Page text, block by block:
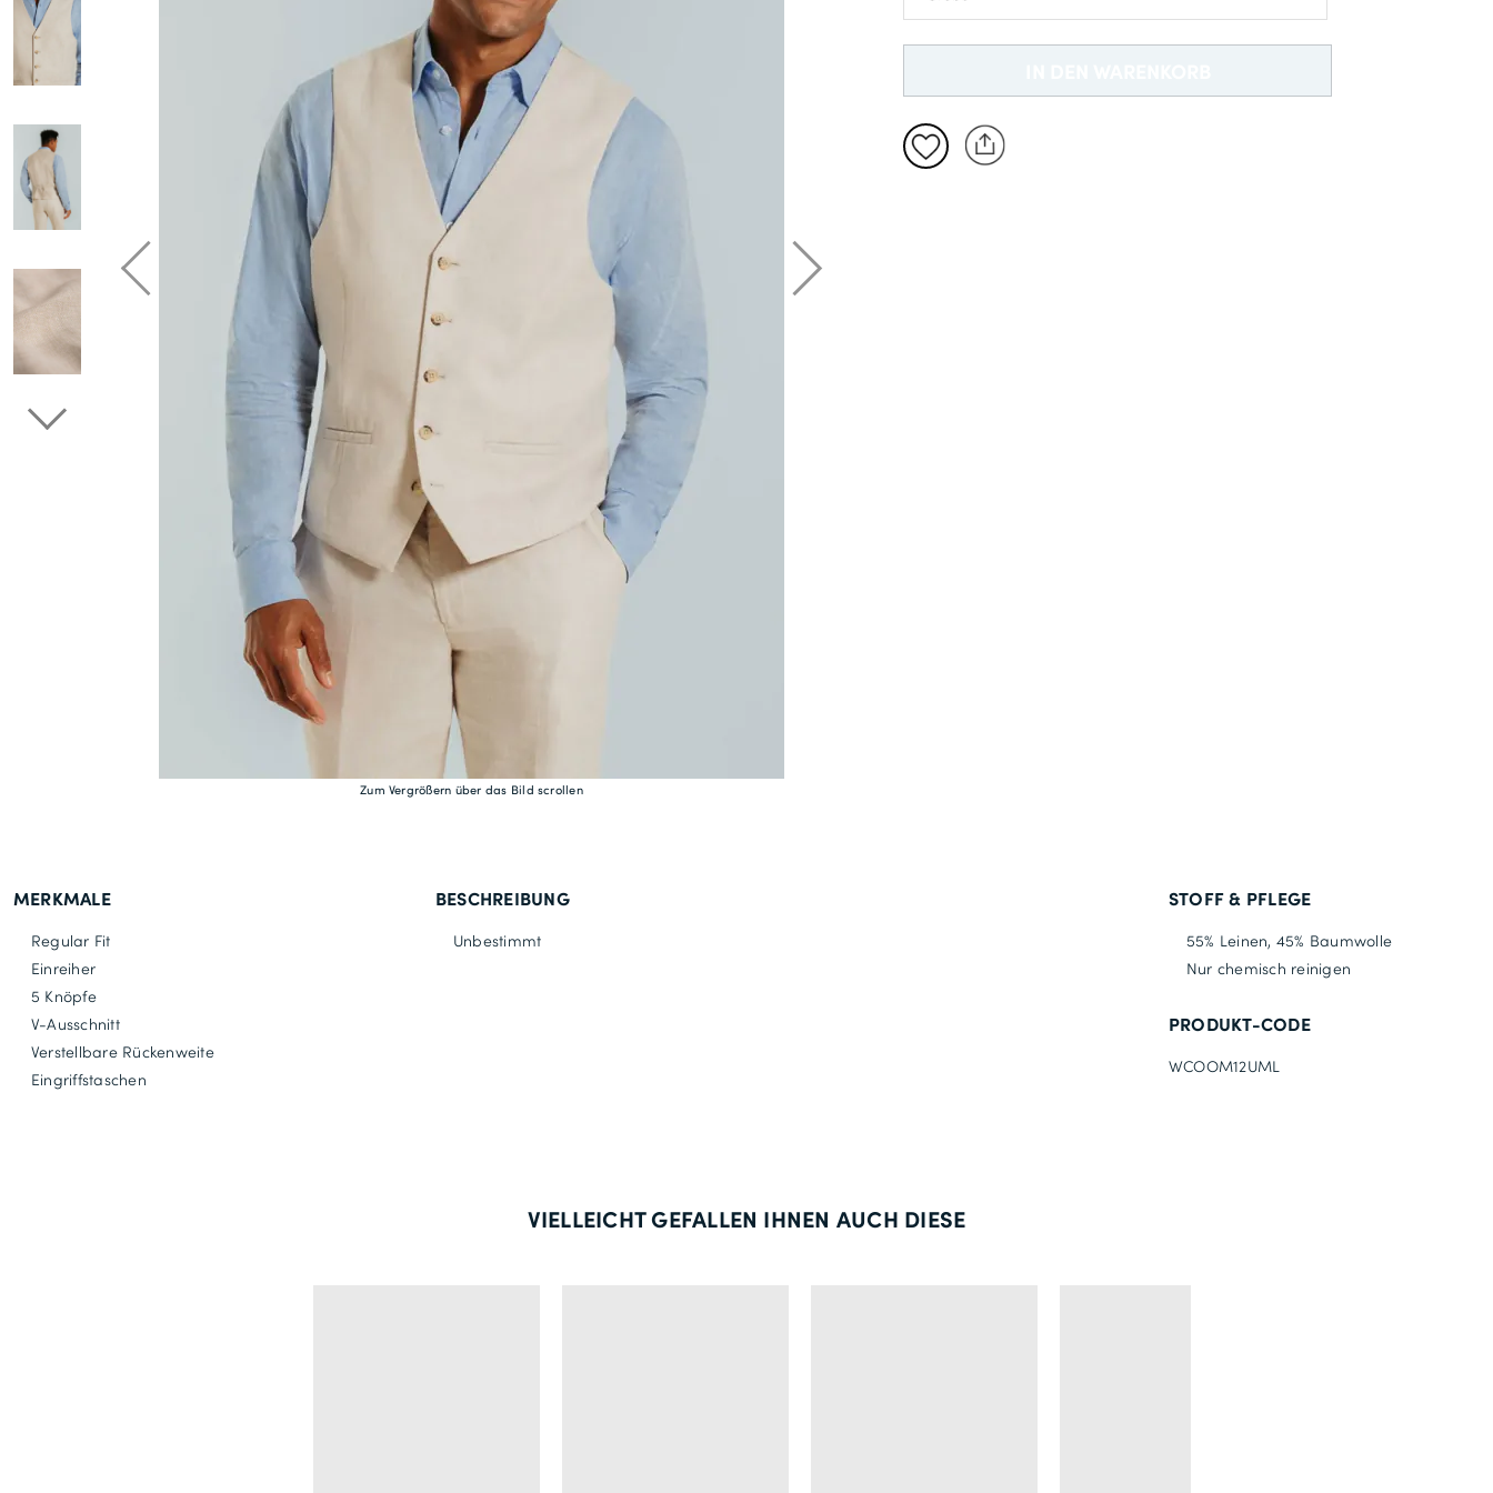
Zum Vergrößern über das Bild scrollen
S: 86-91cm
L: 107-112cm
XL: 117-122cm
MERKMALE
Regular Fit
Einreiher
5 Knöpfe
V-Ausschnitt
Verstellbare Rückenweite
Eingriffstaschen
BESCHREIBUNG
Unbestimmt
STOFF & PFLEGE
55% Leinen, 45% Baumwolle
Nur chemisch reinigen
PRODUKT-CODE
WCOOM12UML
VIELLEICHT GEFALLEN IHNEN AUCH DIESE